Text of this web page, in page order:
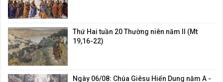
Thứ Hai tuần 20 Thường niên năm II (Mt
19,16-22)
Ngày 06/08: Chúa Giêsu Hiển Dung năm A -